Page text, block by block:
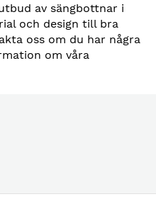
av sängbottnar i
och design till bra
oss om du har några
om våra